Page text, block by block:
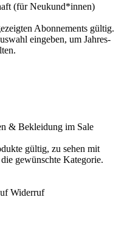
(für Neukund*innen)
Abonnements gültig.
eingeben, um Jahres-
& Bekleidung im Sale
gültig, zu sehen mit
gewünschte Kategorie.
Widerruf